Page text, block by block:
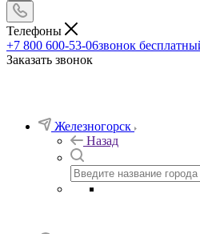
Телефоны
+7 800 600-53-06звонок
Заказать звонок
Железногорск
Назад